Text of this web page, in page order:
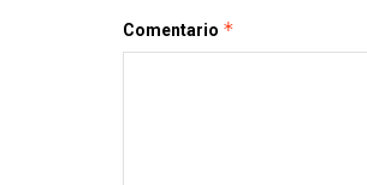
Comentario *